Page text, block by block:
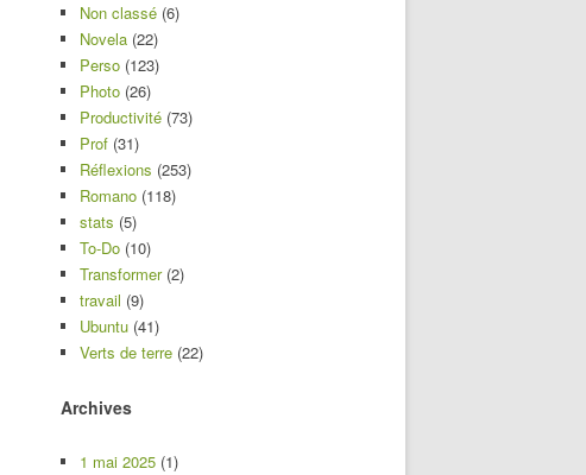
Non classé (6)
Novela (22)
Perso (123)
Photo (26)
Productivité (73)
Prof (31)
Réflexions (253)
Romano (118)
stats (5)
To-Do (10)
Transformer(2)
travail (9)
Ubuntu (41)
Verts de terre (22)
Archives
1 mai 2025 (1)